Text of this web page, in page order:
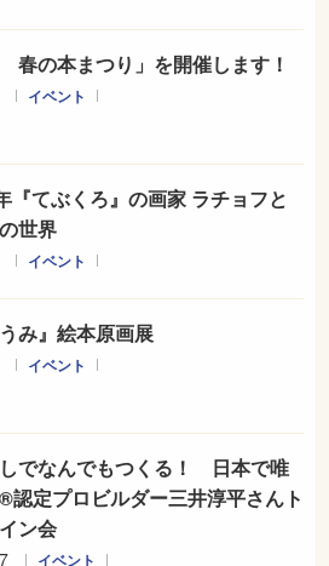
春の本まつり」を開催します！
イベント
『てぶくろ』の画家 ラチョフと
世界
イベント
み』絵本原画展
イベント
でなんでもつくる！ 日本で唯
認定プロビルダー三井淳平さんト
ン会
イベント